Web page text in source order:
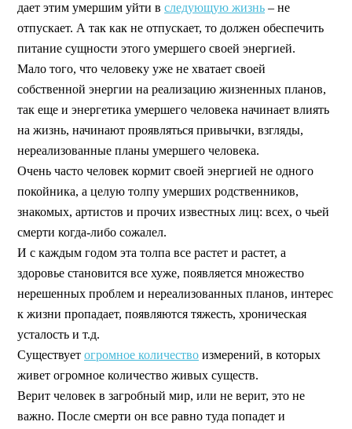
дает этим умершим уйти в следующую жизнь – не
отпускает. А так как не отпускает, то должен обеспечить
питание сущности этого умершего своей энергией.
Мало того, что человеку уже не хватает своей
собственной энергии на реализацию жизненных планов,
так еще и энергетика умершего человека начинает влиять
на жизнь, начинают проявляться привычки, взгляды,
нереализованные планы умершего человека.
Очень часто человек кормит своей энергией не одного
покойника, а целую толпу умерших родственников,
знакомых, артистов и прочих известных лиц: всех, о чьей
смерти когда-либо сожалел.
И с каждым годом эта толпа все растет и растет, а
здоровье становится все хуже, появляется множество
нерешенных проблем и нереализованных планов, интерес
к жизни пропадает, появляются тяжесть, хроническая
усталость и т.д.
Существует огромное количество измерений, в которых
живет огромное количество живых существ.
Верит человек в загробный мир, или не верит, это не
важно. После смерти он все равно туда попадет и